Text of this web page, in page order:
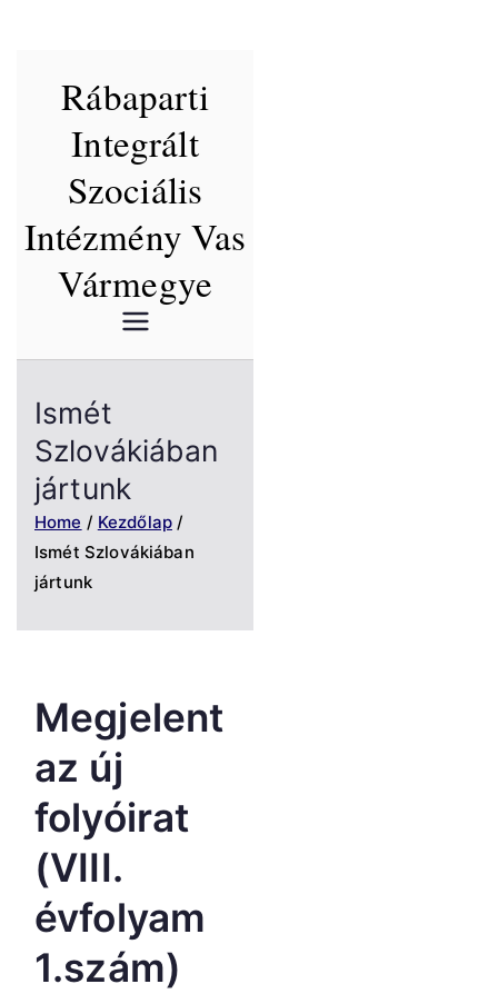
Rábaparti
Integrált
Szociális
Intézmény Vas
Vármegye
Ismét
Szlovákiában
jártunk
Home
Kezdőlap
Ismét Szlovákiában
jártunk
Megjelent
az új
folyóirat
(VIII.
évfolyam
1.szám)